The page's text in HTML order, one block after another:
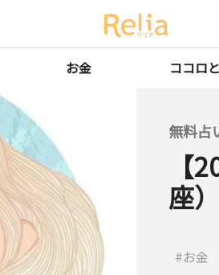
お金 ココロ
無料占
【
座
お金